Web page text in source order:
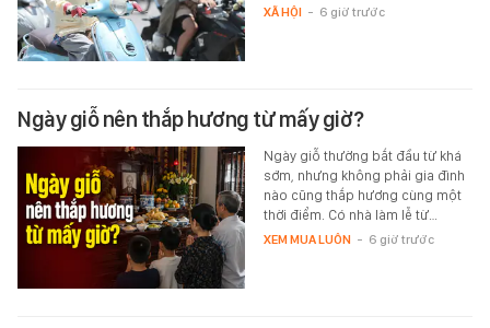
XÃ HỘI - 6 giờ trước
Ngày giỗ nên thắp hương từ mấy giờ?
Ngày giỗ thường bắt đầu từ khá
sớm, nhưng không phải gia đình
nào cũng thắp hương cùng một
thời điểm. Có nhà làm lễ từ…
XEM MUA LUÔN - 6 giờ trước